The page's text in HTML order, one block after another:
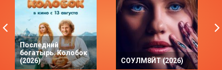
Последний
богатырь. Колобок
(2026)
СОУЛМ8ЙТ (2026)